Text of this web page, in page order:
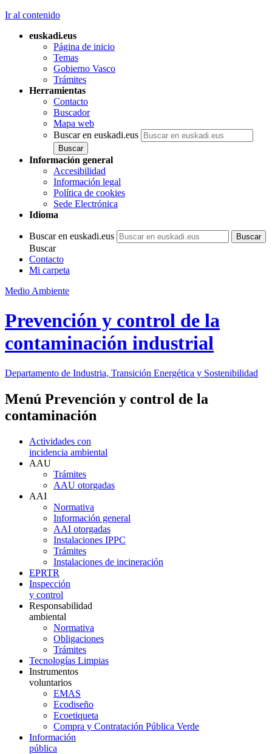
Ir al contenido
euskadi.eus
Página de inicio
Temas
Gobierno Vasco
Trámites
Herramientas
Contacto
Buscador
Mapa web
Buscar en euskadi.eus
Información general
Accesibilidad
Información legal
Política de cookies
Sede Electrónica
Idioma
Buscar en euskadi.eus
Buscar
Contacto
Mi carpeta
Medio Ambiente
Prevención y control de la
contaminación industrial
Departamento de Industria, Transición Energética y Sostenibilidad
Menú Prevención y control de la
contaminación
Actividades con
incidencia ambiental
AAU
Trámites
AAU otorgadas
AAI
Normativa
Información general
AAI otorgadas
Instalaciones IPPC
Trámites
Instalaciones de incineración
EPRTR
Inspección
y control
Responsabilidad
ambiental
Normativa
Obligaciones
Trámites
Tecnologías Limpias
Instrumentos
voluntarios
EMAS
Ecodiseño
Ecoetiqueta
Compra y Contratación Pública Verde
Información
pública